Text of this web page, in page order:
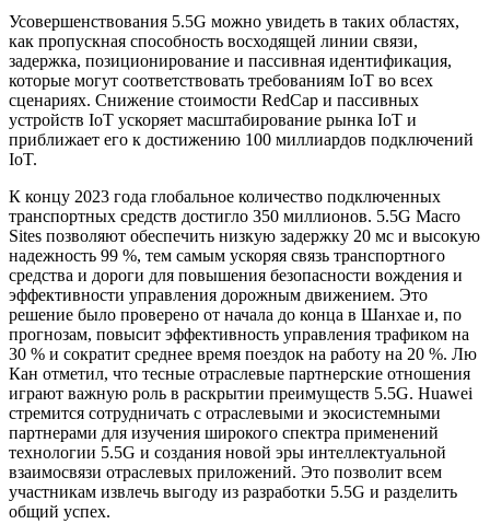
Усовершенствования 5.5G можно увидеть в таких областях,
как пропускная способность восходящей линии связи,
задержка, позиционирование и пассивная идентификация,
которые могут соответствовать требованиям IoT во всех
сценариях. Снижение стоимости RedCap и пассивных
устройств IoT ускоряет масштабирование рынка IoT и
приближает его к достижению 100 миллиардов подключений
IoT.
К концу 2023 года глобальное количество подключенных
транспортных средств достигло 350 миллионов. 5.5G Macro
Sites позволяют обеспечить низкую задержку 20 мс и высокую
надежность 99 %, тем самым ускоряя связь транспортного
средства и дороги для повышения безопасности вождения и
эффективности управления дорожным движением. Это
решение было проверено от начала до конца в Шанхае и, по
прогнозам, повысит эффективность управления трафиком на
30 % и сократит среднее время поездок на работу на 20 %. Лю
Кан отметил, что тесные отраслевые партнерские отношения
играют важную роль в раскрытии преимуществ 5.5G. Huawei
стремится сотрудничать с отраслевыми и экосистемными
партнерами для изучения широкого спектра применений
технологии 5.5G и создания новой эры интеллектуальной
взаимосвязи отраслевых приложений. Это позволит всем
участникам извлечь выгоду из разработки 5.5G и разделить
общий успех.